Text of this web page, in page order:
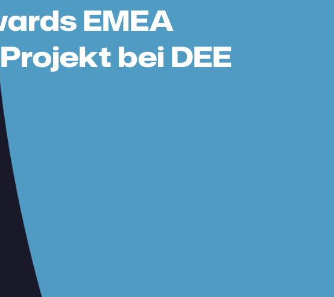
EMEA
bei DEE